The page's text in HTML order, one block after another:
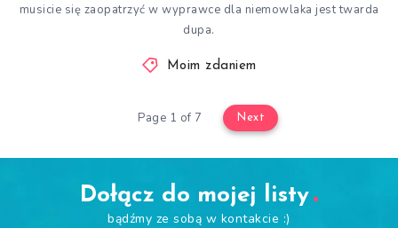
musicie się zaopatrzyć w wyprawce dla niemowlaka jest twarda
dupa.
Moim zdaniem
Page 1 of 7 Next
Dołącz do mojej listy
bądźmy ze sobą w kontakcie :)